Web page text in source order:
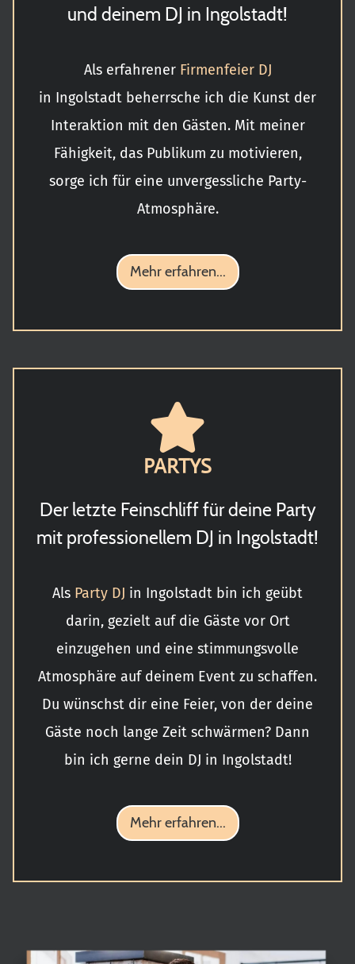
und deinem DJ in Ingolstadt!
Als erfahrener Firmenfeier DJ
in Ingolstadt beherrsche ich die Kunst der
Interaktion mit den Gästen. Mit meiner
Fähigkeit, das Publikum zu motivieren,
sorge ich für eine unvergessliche Party-
Atmosphäre.
Mehr erfahren...
PARTYS
Der letzte Feinschliff für deine Party
mit professionellem DJ in Ingolstadt!
Als Party DJ in Ingolstadt bin ich geübt
darin, gezielt auf die Gäste vor Ort
einzugehen und eine stimmungsvolle
Atmosphäre auf deinem Event zu schaffen.
Du wünschst dir eine Feier, von der deine
Gäste noch lange Zeit schwärmen? Dann
bin ich gerne dein DJ in Ingolstadt!
Mehr erfahren...